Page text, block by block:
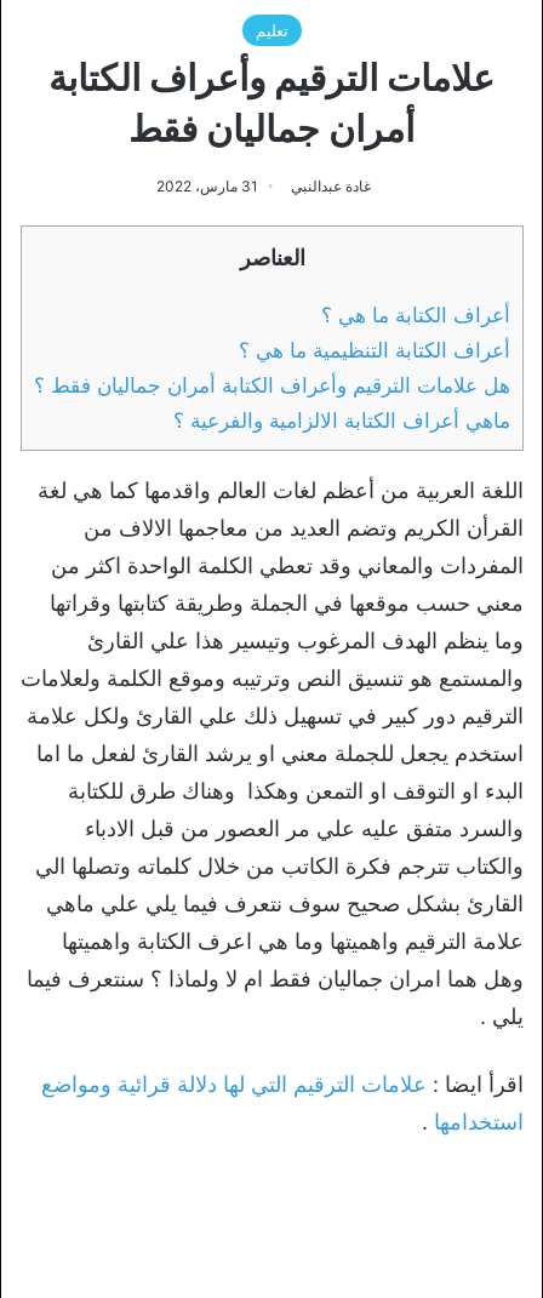
تعليم
علامات الترقيم وأعراف الكتابة
أمران جماليان فقط
غادة عبدالنبي 31 مارس، 2022
العناصر
أعراف الكتابة ما هي ؟
أعراف الكتابة التنظيمية ما هي ؟
هل علامات الترقيم وأعراف الكتابة أمران جماليان فقط ؟
ماهي أعراف الكتابة الالزامية والفرعية ؟
اللغة العربية من أعظم لغات العالم واقدمها كما هي لغة
القرأن الكريم وتضم العديد من معاجمها الالاف من
المفردات والمعاني وقد تعطي الكلمة الواحدة اكثر من
معني حسب موقعها في الجملة وطريقة كتابتها وقراتها
وما ينظم الهدف المرغوب وتيسير هذا علي القارئ
والمستمع هو تنسيق النص وترتيبه وموقع الكلمة ولعلامات
الترقيم دور كبير في تسهيل ذلك علي القارئ ولكل علامة
استخدم يجعل للجملة معني او يرشد القارئ لفعل ما اما
البدء او التوقف او التمعن وهكذا وهناك طرق للكتابة
والسرد متفق عليه علي مر العصور من قبل الادباء
والكتاب تترجم فكرة الكاتب من خلال كلماته وتصلها الي
القارئ بشكل صحيح سوف نتعرف فيما يلي علي ماهي
علامة الترقيم واهميتها وما هي اعرف الكتابة واهميتها
وهل هما امران جماليان فقط ام لا ولماذا ؟ سنتعرف فيما
يلي .
اقرأ ايضا : علامات الترقيم التي لها دلالة قرائية ومواضع
استخدامها .